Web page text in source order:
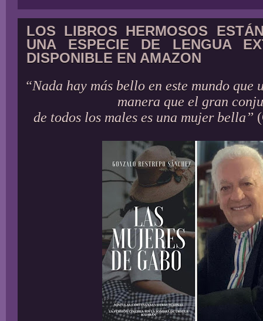
LOS LIBROS HERMOSOS
UNA ESPECIE DE LENGUA
DISPONIBLE EN AMAZON
“Nada hay más bello en este mundo que
manera que el gran
de todos los males es una mujer bella”